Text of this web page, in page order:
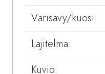
Värisävy/kuosi:
Lajitelma:
Kuvio: